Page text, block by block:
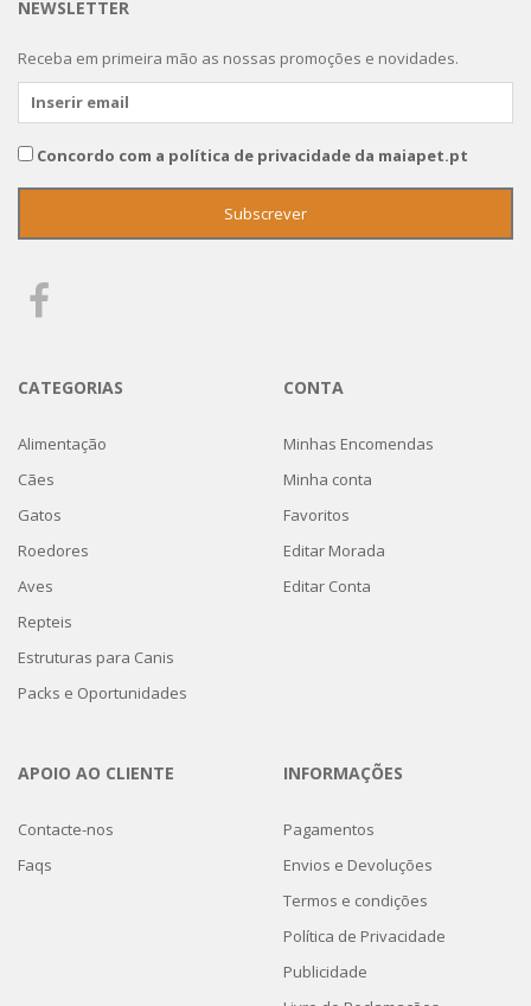
NEWSLETTER
Receba em primeira mão as nossas promoções e novidades.
Concordo com a política de privacidade da maiapet.pt
CATEGORIAS
Alimentação
Cães
Gatos
Roedores
Aves
Repteis
Estruturas para Canis
Packs e Oportunidades
CONTA
Minhas Encomendas
Minha conta
Favoritos
Editar Morada
Editar Conta
APOIO AO CLIENTE
Contacte-nos
Faqs
INFORMAÇÕES
Pagamentos
Envios e Devoluções
Termos e condições
Política de Privacidade
Publicidade